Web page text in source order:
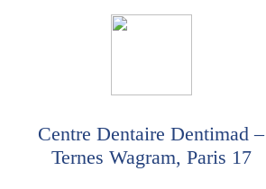
Centre Dentaire Dentimad –
Ternes Wagram, Paris 17